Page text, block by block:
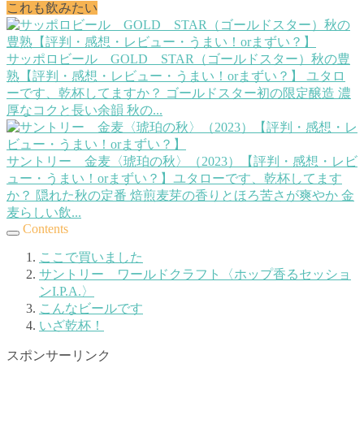
これも飲みたい
サッポロビール GOLD STAR（ゴールドスター）秋の豊
熟【評判・感想・レビュー・うまい！orまずい？】
ユタロ
ーです、乾杯してますか？ ゴールドスター初の限定醸造 濃
厚なコクと長い余韻 秋の...
サントリー 金麦〈琥珀の秋〉（2023）【評判・感想・レビ
ュー・うまい！orまずい？】 ユタローです、乾杯してます
か？ 隠れた秋の定番 焙煎麦芽の香りとほろ苦さが爽やか 金
麦らしい飲...
Contents
ここで買いました
サントリー ワールドクラフト〈ホップ香るセッショ
ンI.P.A.〉
こんなビールです
いざ乾杯！
スポンサーリンク